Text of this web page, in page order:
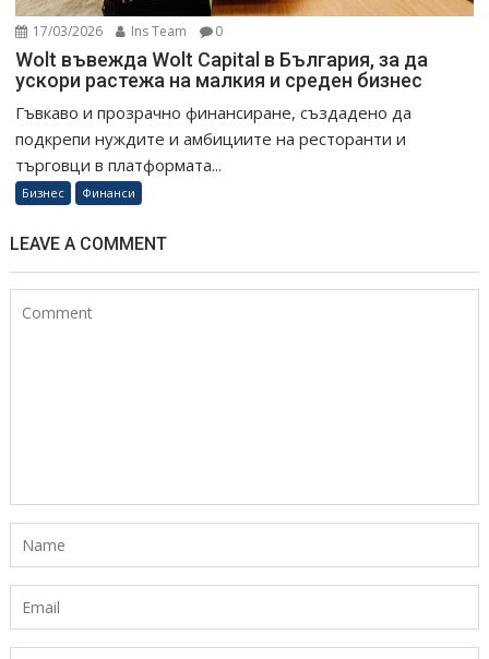
17/03/2026 Ins Team 0
Wolt въвежда Wolt Capital в България, за да
ускори растежа на малкия и среден бизнес
Гъвкаво и прозрачно финансиране, създадено да
подкрепи нуждите и амбициите на ресторанти и
търговци в платформата...
Бизнес Финанси
LEAVE A COMMENT